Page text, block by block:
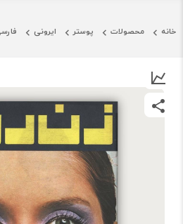
خانه محصولات پوستر ایرونی